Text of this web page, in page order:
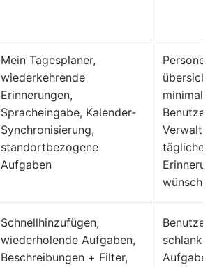
Mein Tagesplaner,
wiederkehrende
Erinnerungen,
Spracheingabe, Kalender-
Synchronisierung,
standortbezogene
Aufgaben
täglichen
wünschen
Schnellhinzufügen,
wiederholende Aufgaben,
Beschreibungen + Filter,
Benutzer,
schlanken